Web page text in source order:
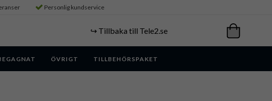
Personlig kundservice
↪️ Tillbaka till Tele2.se
ÖVRIGT TILLBEHÖRSPAKET